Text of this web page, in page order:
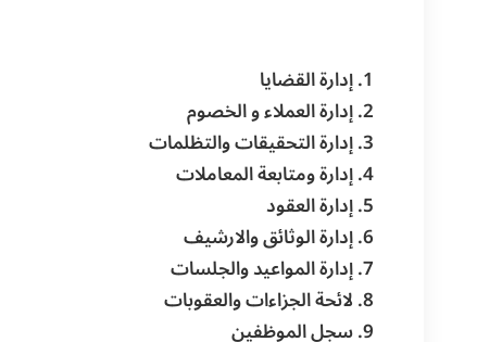
إدارة القضايا
إدارة العملاء و الخصوم
إدارة التحقيقات والتظلمات
إدارة ومتابعة المعاملات
إدارة العقود
إدارة الوثائق والارشيف
إدارة المواعيد والجلسات
لائحة الجزاءات والعقوبات
سجل الموظفين